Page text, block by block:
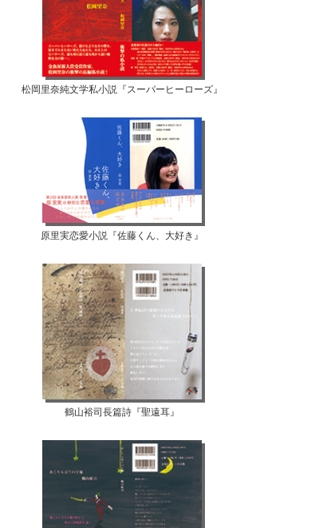
松岡里奈純文学私小説『スーパーヒーローズ』
原里実恋愛小説『佐藤くん、大好き』
鶴山裕司長篇詩『聖遠耳』